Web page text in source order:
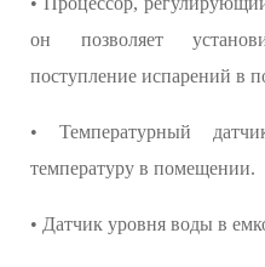
он позволяет
поступление испарений в
• Температурный
температуру в помещении.
• Датчик уровня воды в